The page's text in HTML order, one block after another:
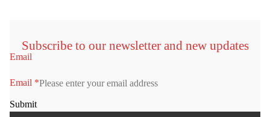
Subscribe to our newsletter and new updates
Email
Email *
Submit